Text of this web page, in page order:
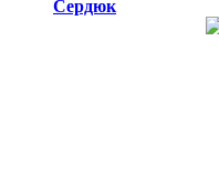
Сердюк